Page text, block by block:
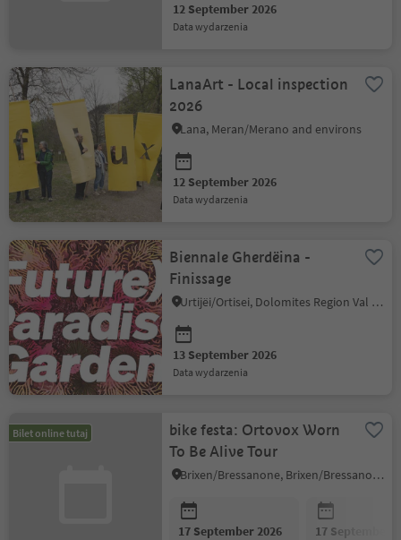
12 September 2026
data wydarzenia
LanaArt - Local inspection
2026
Lana, Meran/Merano and environs
12 September 2026
data wydarzenia
Biennale Gherdëina -
Finissage
Urtijëi/Ortisei, Dolomites Region Val Gardena
13 September 2026
data wydarzenia
Bilet online tutaj
bike festa: Ortovox Worn
To Be Alive Tour
Brixen/Bressanone, Brixen/Bressanone and environs
17 September 2026 17 September